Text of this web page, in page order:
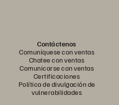
Contáctenos
Comuníquese con ventas
Chatee con ventas
Comunicarse con ventas
Certificaciones
Política de divulgación de
vulnerabilidades